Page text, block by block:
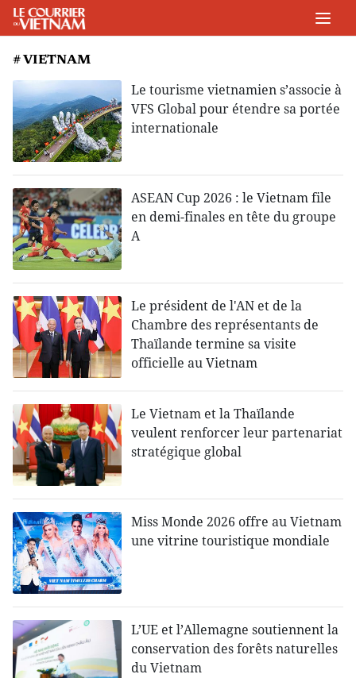
# VIETNAM
Le tourisme vietnamien s’associe à
VFS Global pour étendre sa portée
internationale
ASEAN Cup 2026 : le Vietnam file
en demi-finales en tête du groupe
A
Le président de l'AN et de la
Chambre des représentants de
Thaïlande termine sa visite
officielle au Vietnam
Le Vietnam et la Thaïlande
veulent renforcer leur partenariat
stratégique global
Miss Monde 2026 offre au Vietnam
une vitrine touristique mondiale
L’UE et l’Allemagne soutiennent la
conservation des forêts naturelles
du Vietnam